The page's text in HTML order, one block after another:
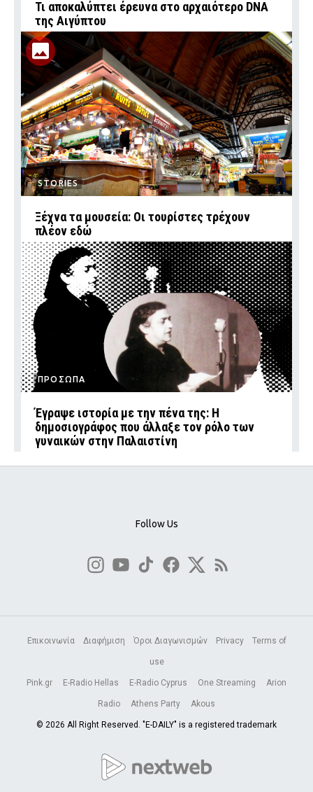
Τι αποκαλύπτει έρευνα στο αρχαιότερο DNA
της Αιγύπτου
STORIES
Ξέχνα τα μουσεία: Οι τουρίστες τρέχουν
πλέον εδώ
ΠΡΟΣΩΠΑ
Έγραψε ιστορία με την πένα της: Η
δημοσιογράφος που άλλαξε τον ρόλο των
γυναικών στην Παλαιστίνη
Follow Us
Επικοινωνία Διαφήμιση Όροι Διαγωνισμών Privacy Terms of
use
Pink.gr E-Radio Hellas E-Radio Cyprus One Streaming Arion
Radio Athens Party Akous
© 2026 All Right Reserved. "E-DAILY" is a registered trademark